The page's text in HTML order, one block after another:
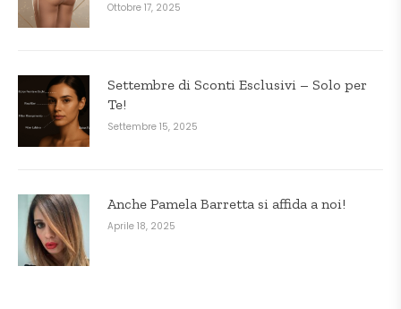
Ottobre 17, 2025
Settembre di Sconti Esclusivi – Solo per
Te!
Settembre 15, 2025
Anche Pamela Barretta si affida a noi!
Aprile 18, 2025